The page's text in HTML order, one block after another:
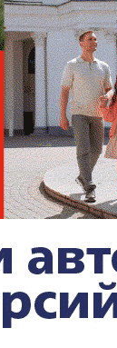
первое
МИРЕ